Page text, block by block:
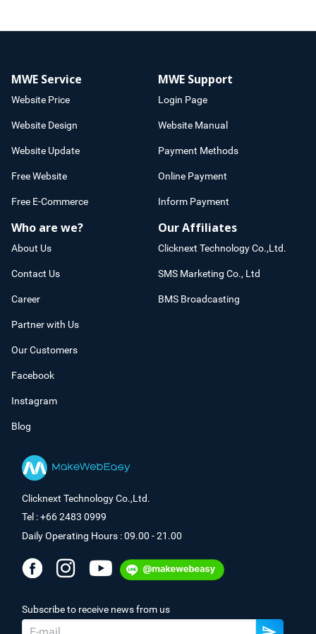
MWE Service
Website Price
Website Design
Website Update
Free Website
Free E-Commerce
MWE Support
Login Page
Website Manual
Payment Methods
Online Payment
Inform Payment
Who are we?
About Us
Contact Us
Career
Partner with Us
Our Customers
Facebook
Instagram
Blog
Our Affiliates
Clicknext Technology Co.,Ltd.
SMS Marketing Co., Ltd
BMS Broadcasting
Clicknext Technology Co.,Ltd.
Tel : +66 2483 0999
Daily Operating Hours : 09.00 - 21.00
Subscribe to receive news from us